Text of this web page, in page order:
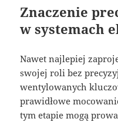
Znaczenie
w systemach
Nawet najlepiej
swojej roli bez
wentylowanych
prawidłowe
tym etapie mogą